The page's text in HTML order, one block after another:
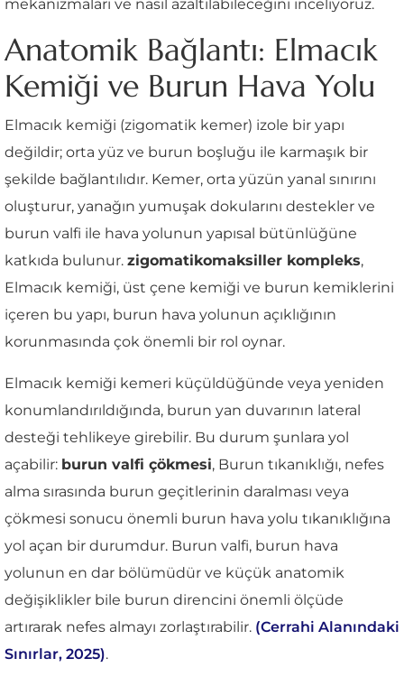
mekanizmaları ve nasıl azaltılabileceğini inceliyoruz.
Anatomik Bağlantı: Elmacık
Kemiği ve Burun Hava Yolu
Elmacık kemiği (zigomatik kemer) izole bir yapı
değildir; orta yüz ve burun boşluğu ile karmaşık bir
şekilde bağlantılıdır. Kemer, orta yüzün yanal sınırını
oluşturur, yanağın yumuşak dokularını destekler ve
burun valfi ile hava yolunun yapısal bütünlüğüne
katkıda bulunur. zigomatikomaksiller kompleks,
Elmacık kemiği, üst çene kemiği ve burun kemiklerini
içeren bu yapı, burun hava yolunun açıklığının
korunmasında çok önemli bir rol oynar.
Elmacık kemiği kemeri küçüldüğünde veya yeniden
konumlandırıldığında, burun yan duvarının lateral
desteği tehlikeye girebilir. Bu durum şunlara yol
açabilir: burun valfi çökmesi, Burun tıkanıklığı, nefes
alma sırasında burun geçitlerinin daralması veya
çökmesi sonucu önemli burun hava yolu tıkanıklığına
yol açan bir durumdur. Burun valfi, burun hava
yolunun en dar bölümüdür ve küçük anatomik
değişiklikler bile burun direncini önemli ölçüde
artırarak nefes almayı zorlaştırabilir. (Cerrahi Alanındaki
Sınırlar, 2025).